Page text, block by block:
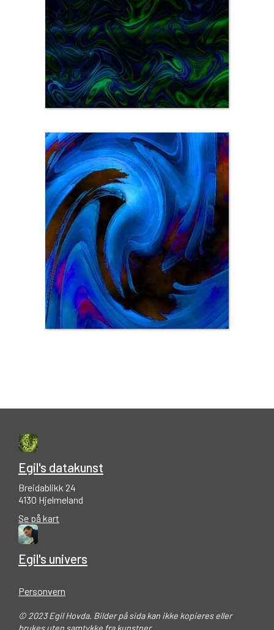
Egil's datakunst
Breidablikk 24
4130 Hjelmeland
Se på kart
Egil's univers
Personvern
© 2023 Egil Hovda. Bilder på sida kan ikke kopieres eller
brukes uten samtykke fra kunstner.